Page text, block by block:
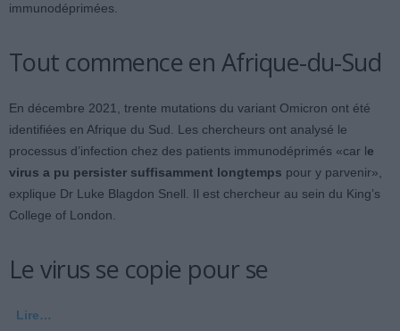
immunodéprimées.
Tout commence en Afrique-du-Sud
En décembre 2021, trente mutations du variant Omicron ont été
identifiées en Afrique du Sud. Les chercheurs ont analysé le
processus d’infection chez des patients immunodéprimés «car le
virus a pu persister suffisamment longtemps pour y parvenir»,
explique Dr Luke Blagdon Snell. Il est chercheur au sein du King’s
College of London.
Le virus se copie pour se
Lire…